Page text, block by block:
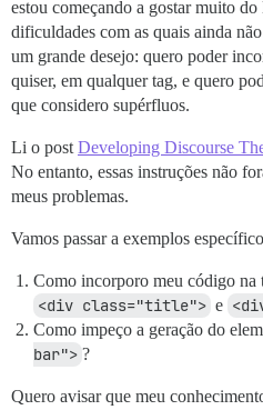
estou começando a gostar muito
dificuldades com as quais ainda
um grande desejo: quero poder
quiser, em qualquer tag, e quero
que considero supérfluos.
Li o post Developing Discourse
No entanto, essas instruções não
meus problemas.
Vamos passar a exemplos
Como incorporo meu código na
<div class="title"> e
Como impeço a geração do
bar"> ?
Quero avisar que meu